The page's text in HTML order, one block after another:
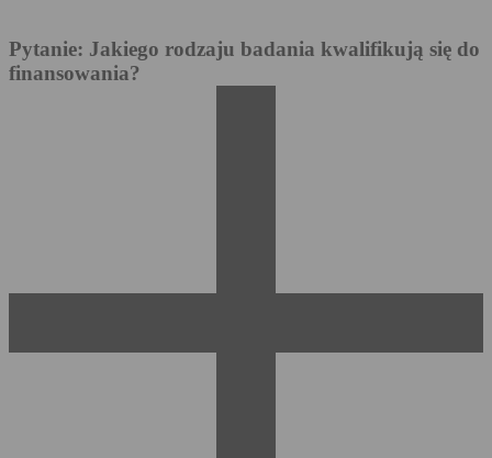
Pytanie: Jakiego rodzaju badania kwalifikują się do
finansowania?